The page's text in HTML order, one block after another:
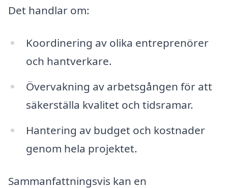
Det handlar om:
Koordinering av olika entreprenörer
och hantverkare.
Övervakning av arbetsgången för att
säkerställa kvalitet och tidsramar.
Hantering av budget och kostnader
genom hela projektet.
Sammanfattningsvis kan en